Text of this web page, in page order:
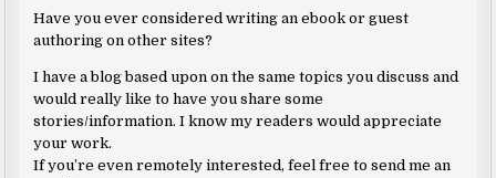
Have you ever considered writing an ebook or guest
authoring on other sites?
I have a blog based upon on the same topics you discuss and
would really like to have you share some
stories/information. I know my readers would appreciate
your work.
If you’re even remotely interested, feel free to send me an